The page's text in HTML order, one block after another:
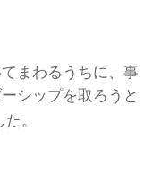
まわるうちに、事
シップを取ろうと
。